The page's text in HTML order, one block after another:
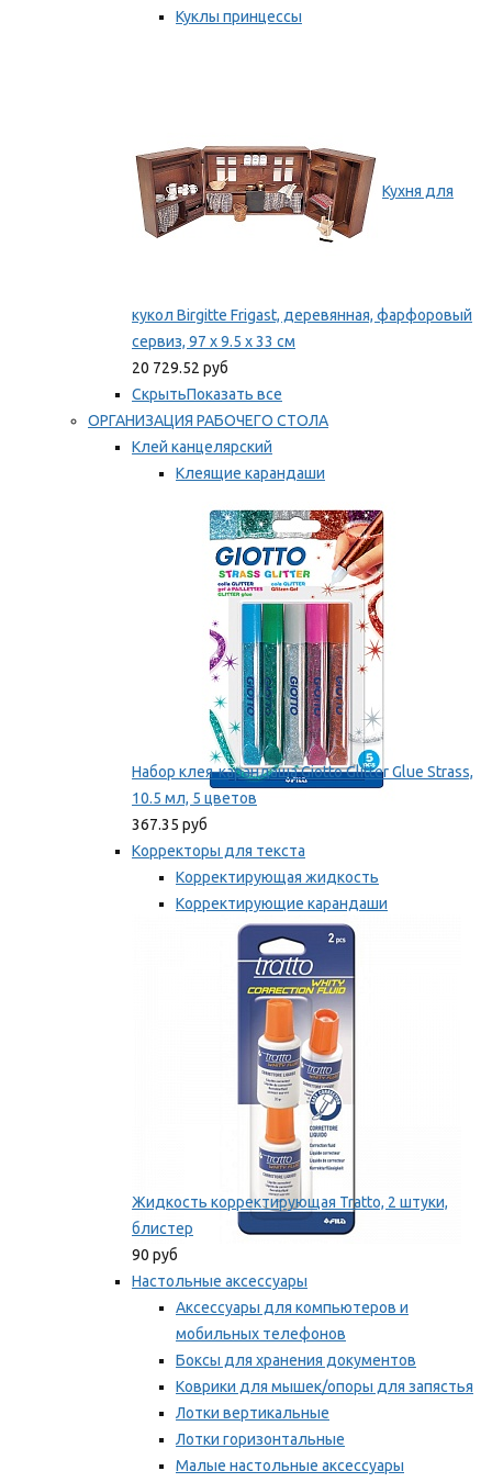
Куклы принцессы
Кухня для
кукол Birgitte Frigast, деревянная, фарфоровый
сервиз, 97 x 9.5 x 33 см
20 729.52 руб
СкрытьПоказать все
ОРГАНИЗАЦИЯ РАБОЧЕГО СТОЛА
Клей канцелярский
Клеящие карандаши
Мы рекомендуем
Набор клея-карандаша Giotto Glitter Glue Strass,
10.5 мл, 5 цветов
367.35 руб
Корректоры для текста
Корректирующая жидкость
Корректирующие карандаши
Корректирующие ленты
Мы рекомендуем
Жидкость корректирующая Tratto, 2 штуки,
блистер
90 руб
Настольные аксессуары
Аксессуары для компьютеров и
мобильных телефонов
Боксы для хранения документов
Коврики для мышек/опоры для запястья
Лотки вертикальные
Лотки горизонтальные
Малые настольные аксессуары